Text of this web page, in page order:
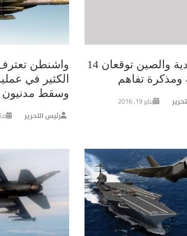
السعودية والصين توقعان 14
ومذكرة تفاهم
يناير 19, 2016
واشنطن
الكثير في
وسقط مدنيون
رئيس التحرير